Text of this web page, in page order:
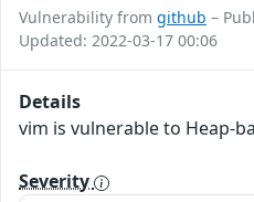
Vulnerability from github –
Updated: 2022-03-17 00:06
Details
vim is vulnerable to Heap-
Severity